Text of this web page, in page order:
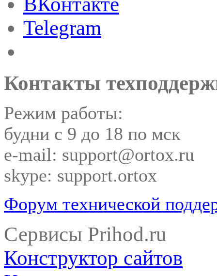
Telegram
Контакты
Режим работы:
будни с 9 до 18 по мск
e-mail: support@ortox.ru
skype: support.ortox
Форум технической
Сервисы Prihod.ru
Конструктор сайтов